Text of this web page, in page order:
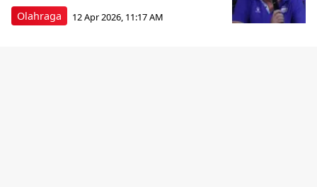
Olahraga 12 Apr 2026, 11:17 AM